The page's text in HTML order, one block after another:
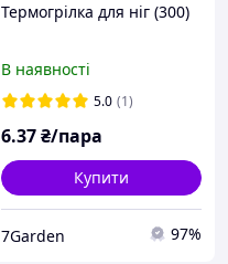
Термогрілка для ніг (300)
В наявності
5.0 (1)
6.37₴/пара
Купити
7Garden 97%